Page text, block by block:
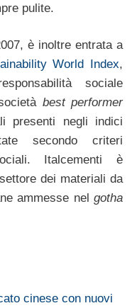
pulite.
è inoltre entrata a
World Index,
sociale
best performer
presenti negli indici
secondo criteri
Italcementi è
dei materiali da
ammesse nel gotha
cinese con nuovi